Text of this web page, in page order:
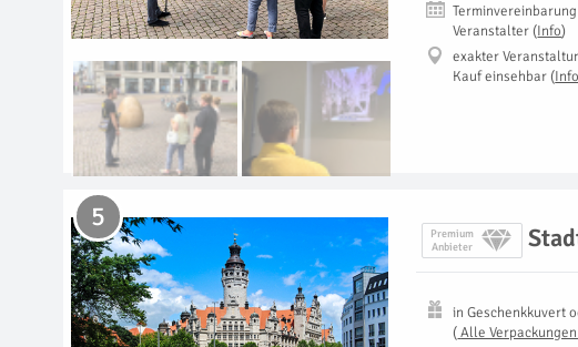
Veranstalter (Info)
exakter
Kauf einsehbar (
Premium
Anbieter
5
inGeschenkkuvert
( Alle